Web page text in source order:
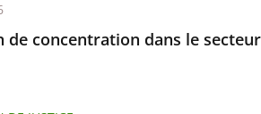
de concentration dans le